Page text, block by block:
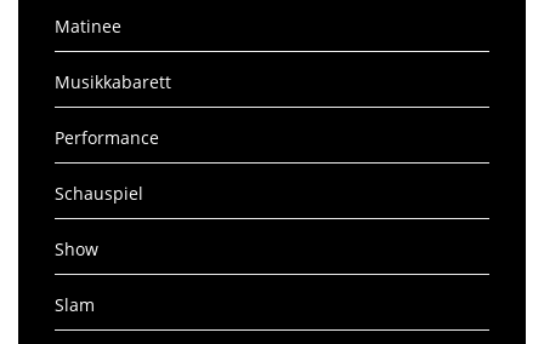
Matinee
Musikkabarett
Performance
Schauspiel
Show
Slam